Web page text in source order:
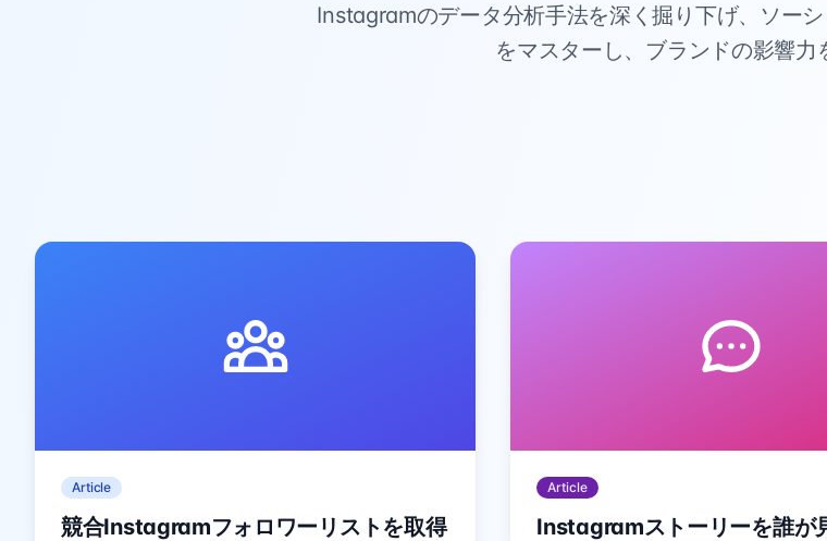
Instagramのデータ分析手法を深く掘り下げ、ソー
をマスターし、ブランドの影響力
Article
競合Instagramフォロワーリストを取得
Article
Instagramストーリーを誰が